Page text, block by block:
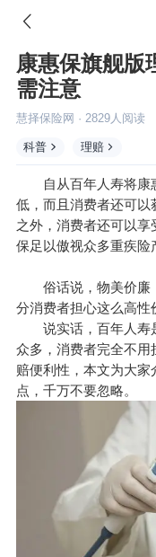

康惠保旗舰版
需注意
慧择保险网 · 2829人阅读
科普 理赔
自从百年人寿将康
低，而且消费者还可
之外，消费者还可以
保足以傲视众多重疾险
俗话说，物美价廉
分消费者担心这么高性
说实话，百年人寿
众多，消费者完全不用
赔便利性，本文为大
点，千万不要忽略。